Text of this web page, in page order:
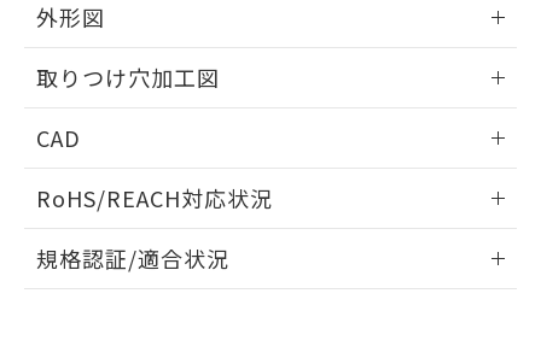
外形図
取りつけ穴加工図
CAD
ドすることができます。
ログイン/会員登録
RoHS/REACH対応状況
EU RoHS 注意事項・凡例
規格認証/適合状況
の共同利用に関して"
用者の範囲」に記載されている法人を
EU RoHS指令（10物質）の非含有証明書
51物質の非含有証明書（当社基準）
※本証明書は発行日時点で非含有を証明す
物質の対応では、対応完了までの期間は出
荷製品に未対応品が混在することから備考
欄に対応日を記載しておりました。
既に当社にて対応品への在庫切替を完了